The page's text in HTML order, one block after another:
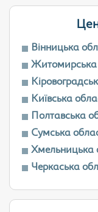
Вінницька
Житомирська
Київська
Полтавська
Сумська
Хмельницька
Черкаська